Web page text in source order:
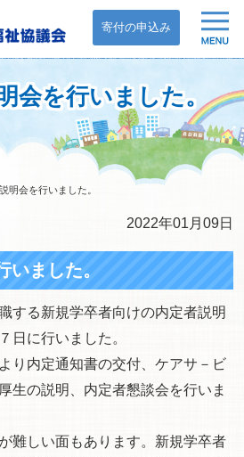
寄付の申込み
会を行いました。
明会を行いました。
2022年01月09日
いました。
する新規学卒者向けの内定者説明
日に行いました。
り内定通知書の交付、ケアサ－ビ
生の説明、内定者懇談会を行いま
難しい面もあります。新規学卒者